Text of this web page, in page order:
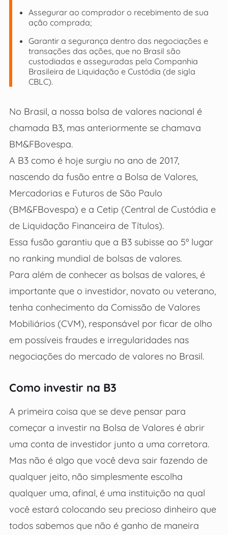
Assegurar ao comprador o recebimento de sua
ação comprada;
Garantir a segurança dentro das negociações e
transações das ações, que no Brasil são
custodiadas e asseguradas pela Companhia
Brasileira de Liquidação e Custódia (de sigla
CBLC).
No Brasil, a nossa bolsa de valores nacional é
chamada B3, mas anteriormente se chamava
BM&FBovespa.
A B3 como é hoje surgiu no ano de 2017,
nascendo da fusão entre a Bolsa de Valores,
Mercadorias e Futuros de São Paulo
(BM&FBovespa) e a Cetip (Central de Custódia e
de Liquidação Financeira de Títulos).
Essa fusão garantiu que a B3 subisse ao 5º lugar
no ranking mundial de bolsas de valores.
Para além de conhecer as bolsas de valores, é
importante que o investidor, novato ou veterano,
tenha conhecimento da Comissão de Valores
Mobiliários (CVM), responsável por ficar de olho
em possíveis fraudes e irregularidades nas
negociações do mercado de valores no Brasil.
Como investir na B3
A primeira coisa que se deve pensar para
começar a investir na Bolsa de Valores é abrir
uma conta de investidor junto a uma corretora.
Mas não é algo que você deva sair fazendo de
qualquer jeito, não simplesmente escolha
qualquer uma, afinal, é uma instituição na qual
você estará colocando seu precioso dinheiro que
todos sabemos que não é ganho de maneira